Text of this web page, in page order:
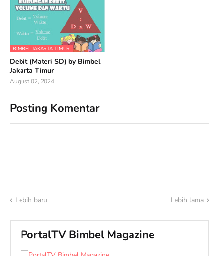
BIMBEL JAKARTA TIMUR
Debit (Materi SD) by Bimbel
Jakarta Timur
August 02, 2024
Posting Komentar
Lebih baru Lebih lama
PortalTV Bimbel Magazine